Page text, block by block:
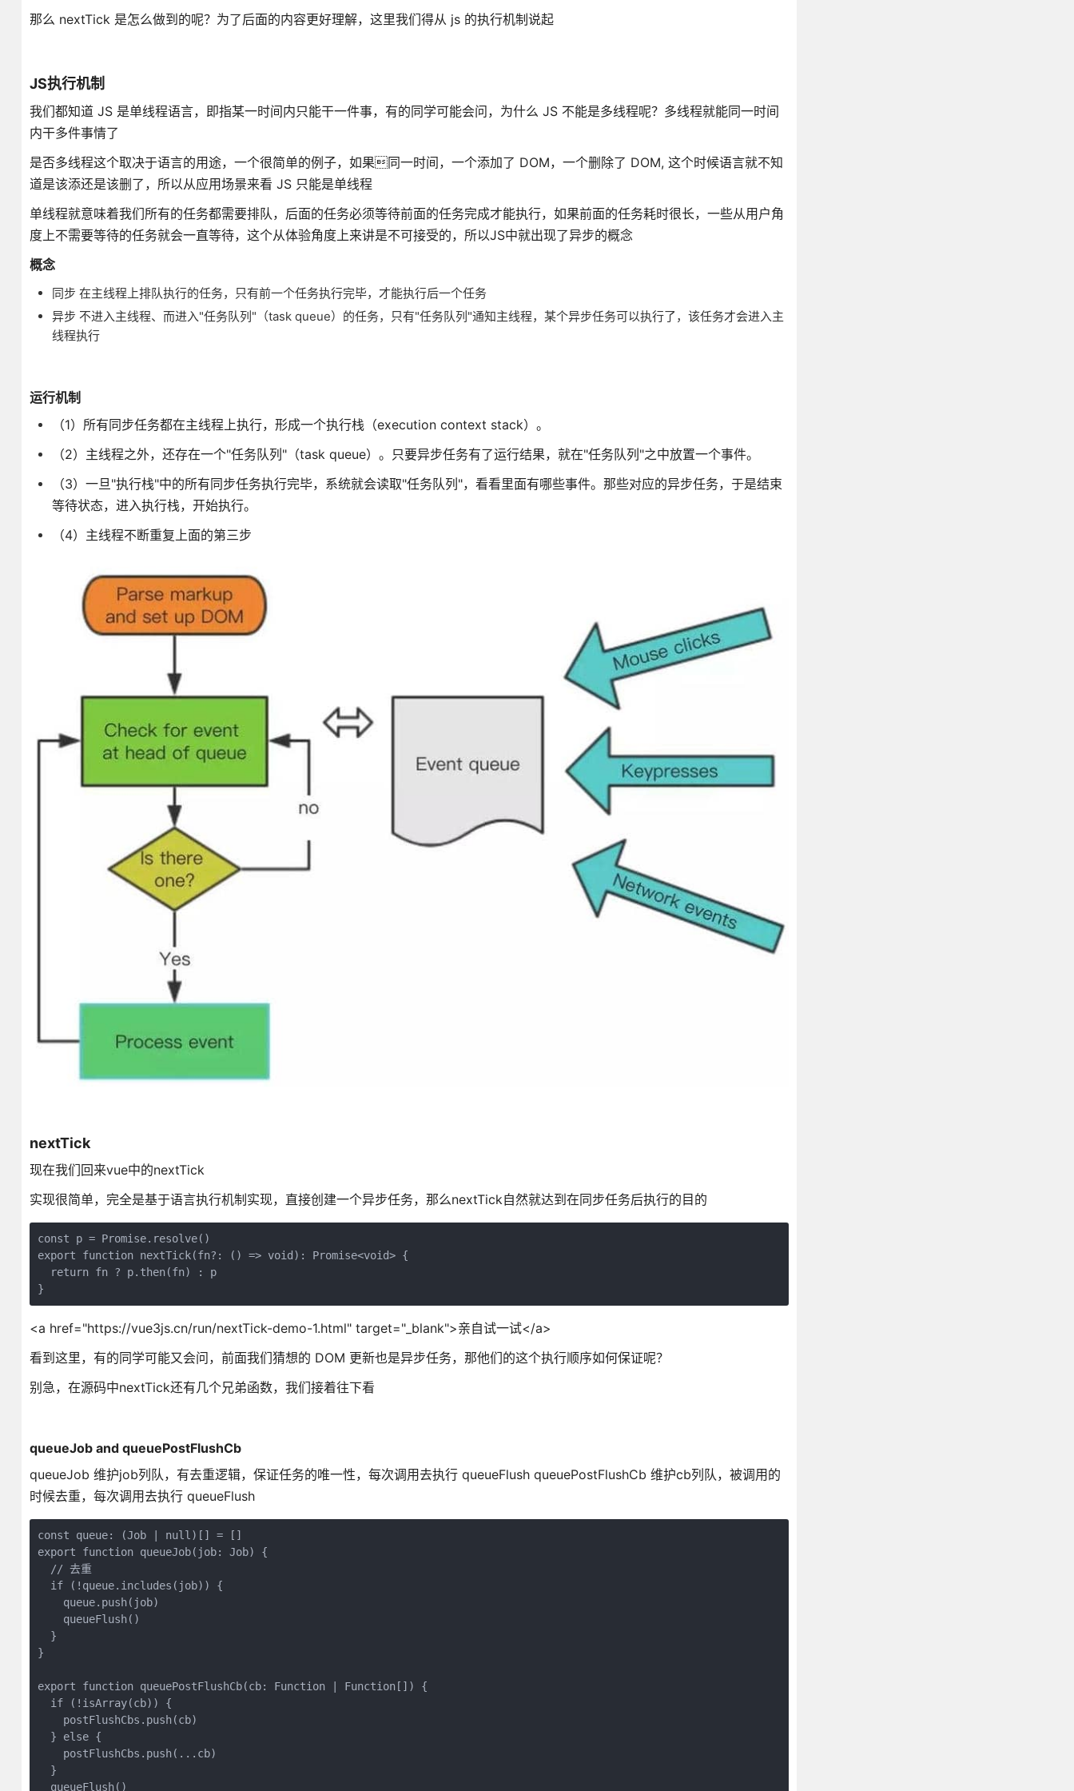
那么 nextTick 是怎么做到的呢？为了后面的内容更好理解，这里我们得从 js 的执行机制说起
JS执行机制
我们都知道 JS 是单线程语言，即指某一时间内只能干一件事，有的同学可能会问，为什么 JS 不能是多线程呢？多线程就能同一时间
内干多件事情了
是否多线程这个取决于语言的用途，一个很简单的例子，如果同一时间，一个添加了 DOM，一个删除了 DOM, 这个时候语言就不知
道是该添还是该删了，所以从应用场景来看 JS 只能是单线程
单线程就意味着我们所有的任务都需要排队，后面的任务必须等待前面的任务完成才能执行，如果前面的任务耗时很长，一些从用户角
度上不需要等待的任务就会一直等待，这个从体验角度上来讲是不可接受的，所以JS中就出现了异步的概念
概念
同步 在主线程上排队执行的任务，只有前一个任务执行完毕，才能执行后一个任务
异步 不进入主线程、而进入"任务队列"（task queue）的任务，只有"任务队列"通知主线程，某个异步任务可以执行了，该任务才会进入主
线程执行
运行机制
（1）所有同步任务都在主线程上执行，形成一个执行栈（execution context stack）。
（2）主线程之外，还存在一个"任务队列"（task queue）。只要异步任务有了运行结果，就在"任务队列"之中放置一个事件。
（3）一旦"执行栈"中的所有同步任务执行完毕，系统就会读取"任务队列"，看看里面有哪些事件。那些对应的异步任务，于是结束
等待状态，进入执行栈，开始执行。
（4）主线程不断重复上面的第三步
nextTick
现在我们回来vue中的nextTick
实现很简单，完全是基于语言执行机制实现，直接创建一个异步任务，那么nextTick自然就达到在同步任务后执行的目的
const p = Promise.resolve()
export function nextTick(fn?: () => void): Promise<void> {
  return fn ? p.then(fn) : p
<a href="https://vue3js.cn/run/nextTick-demo-1.html" target="_blank">亲自试一试</a>
看到这里，有的同学可能又会问，前面我们猜想的 DOM 更新也是异步任务，那他们的这个执行顺序如何保证呢？
别急，在源码中nextTick还有几个兄弟函数，我们接着往下看
queueJob and queuePostFlushCb
queueJob 维护job列队，有去重逻辑，保证任务的唯一性，每次调用去执行 queueFlush queuePostFlushCb 维护cb列队，被调用的
时候去重，每次调用去执行 queueFlush
const queue: (Job | null)[] = []
export function queueJob(job: Job) {
  // 去重
  if (!queue.includes(job)) {
    queue.push(job)
    queueFlush()
  }
}
export function queuePostFlushCb(cb: Function | Function[]) {
  if (!isArray(cb)) {
    postFlushCbs.push(cb)
  } else {
    postFlushCbs.push(...cb)
  }
  queueFlush()